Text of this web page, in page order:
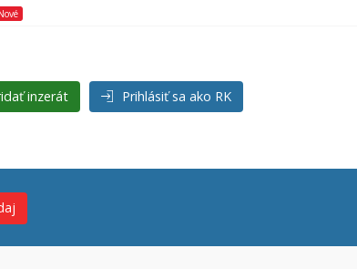
inzerát Prihlásiť sa ako RK